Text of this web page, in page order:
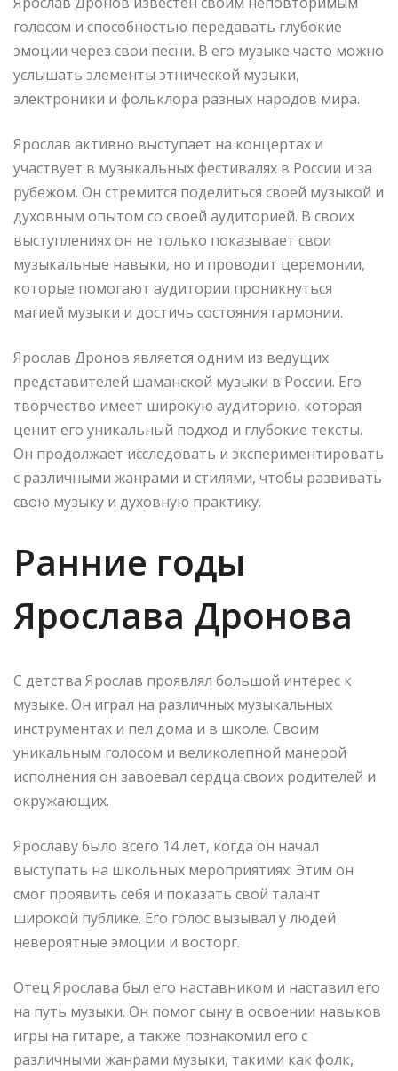
голосом и способностью передавать глубокие
эмоции через свои песни. В его музыке часто можно
услышать элементы этнической музыки,
электроники и фольклора разных народов мира.
Ярослав активно выступает на концертах и
участвует в музыкальных фестивалях в России и за
рубежом. Он стремится поделиться своей музыкой и
духовным опытом со своей аудиторией. В своих
выступлениях он не только показывает свои
музыкальные навыки, но и проводит церемонии,
которые помогают аудитории проникнуться
магией музыки и достичь состояния гармонии.
Ярослав Дронов является одним из ведущих
представителей шаманской музыки в России. Его
творчество имеет широкую аудиторию, которая
ценит его уникальный подход и глубокие тексты.
Он продолжает исследовать и экспериментировать
с различными жанрами и стилями, чтобы развивать
свою музыку и духовную практику.
Ранние годы
Ярослава Дронова
С детства Ярослав проявлял большой интерес к
музыке. Он играл на различных музыкальных
инструментах и пел дома и в школе. Своим
уникальным голосом и великолепной манерой
исполнения он завоевал сердца своих родителей и
окружающих.
Ярославу было всего 14 лет, когда он начал
выступать на школьных мероприятиях. Этим он
смог проявить себя и показать свой талант
широкой публике. Его голос вызывал у людей
невероятные эмоции и восторг.
Отец Ярослава был его наставником и наставил его
на путь музыки. Он помог сыну в освоении навыков
игры на гитаре, а также познакомил его с
различными жанрами музыки, такими как фолк,